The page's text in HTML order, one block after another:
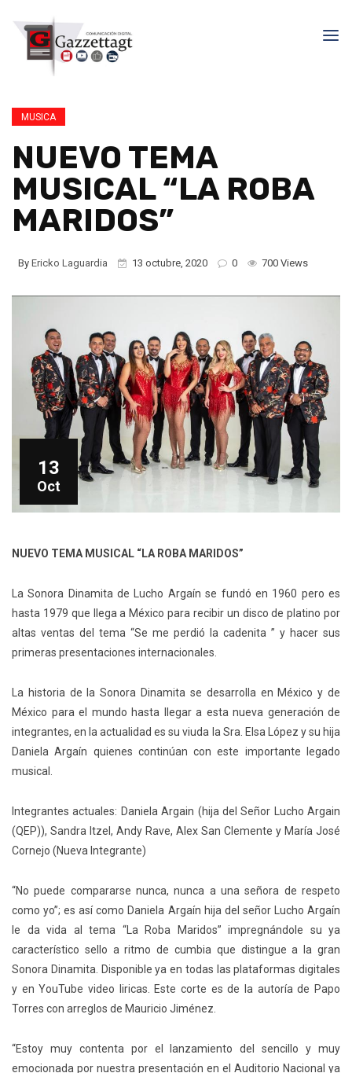
MUSICA
NUEVO TEMA
MUSICAL “LA ROBA
MARIDOS”
By Ericko Laguardia 13 octubre, 2020 0 700 Views
13
Oct
NUEVO TEMA MUSICAL “LA ROBA MARIDOS”
La Sonora Dinamita de Lucho Argaín se fundó en 1960 pero es
hasta 1979 que llega a México para recibir un disco de platino por
altas ventas del tema “Se me perdió la cadenita ” y hacer sus
primeras presentaciones internacionales.
La historia de la Sonora Dinamita se desarrolla en México y de
México para el mundo hasta llegar a esta nueva generación de
integrantes, en la actualidad es su viuda la Sra. Elsa López y su hija
Daniela Argaín quienes continúan con este importante legado
musical.
Integrantes actuales: Daniela Argain (hija del Señor Lucho Argain
(QEP)), Sandra Itzel, Andy Rave, Alex San Clemente y María José
Cornejo (Nueva Integrante)
“No puede compararse nunca, nunca a una señora de respeto
como yo”; es así como Daniela Argaín hija del señor Lucho Argaín
le da vida al tema “La Roba Maridos” impregnándole su ya
característico sello a ritmo de cumbia que distingue a la gran
Sonora Dinamita. Disponible ya en todas las plataformas digitales
y en YouTube video liricas. Este corte es de la autoría de Papo
Torres con arreglos de Mauricio Jiménez.
“Estoy muy contenta por el lanzamiento del sencillo y muy
emocionada por nuestra presentación en el Auditorio Nacional ya